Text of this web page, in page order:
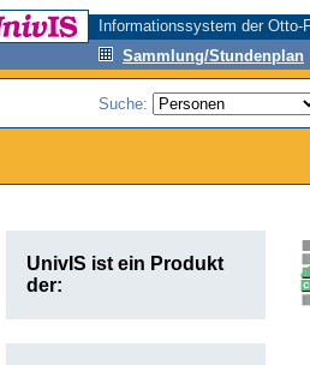
Informationssystem der
Sammlung/Stundenplan
Suche:
UnivIS ist ein Produkt
der: